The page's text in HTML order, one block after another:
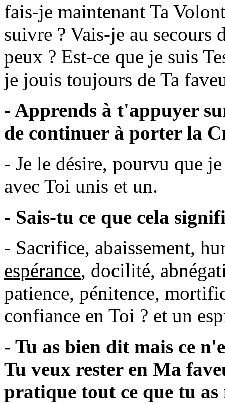
fais-je maintenant Ta
suivre ? Vais-je au secours
peux ? Est-ce que je suis
je jouis toujours de Ta
- Apprends à t'appuyer
de continuer à porter la
- Je le désire, pourvu que
avec Toi unis et un.
- Sais-tu ce que cela
- Sacrifice, abaissement,
espérance, docilité,
patience, pénitence,
confiance en Toi ? et un
- Tu as bien dit mais ce
Tu veux rester en Ma
pratique tout ce que tu as